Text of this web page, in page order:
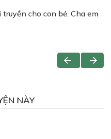
cho con bé. Cha em
NÀY